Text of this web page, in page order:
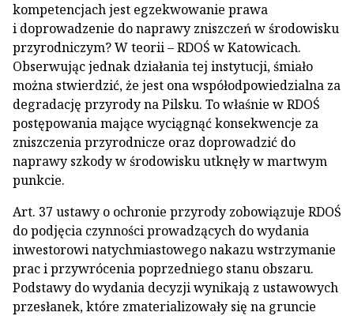
kompetencjach jest egzekwowanie prawa
i doprowadzenie do naprawy zniszczeń w środowisku
przyrodniczym? W teorii – RDOŚ w Katowicach.
Obserwując jednak działania tej instytucji, śmiało
można stwierdzić, że jest ona współodpowiedzialna za
degradację przyrody na Pilsku. To właśnie w RDOŚ
postępowania mające wyciągnąć konsekwencje za
zniszczenia przyrodnicze oraz doprowadzić do
naprawy szkody w środowisku utknęły w martwym
punkcie.
Art. 37 ustawy o ochronie przyrody zobowiązuje RDOŚ
do podjęcia czynności prowadzących do wydania
inwestorowi natychmiastowego nakazu wstrzymanie
prac i przywrócenia poprzedniego stanu obszaru.
Podstawy do wydania decyzji wynikają z ustawowych
przesłanek, które zmaterializowały się na gruncie